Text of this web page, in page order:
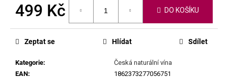
499 Kč DO KOŠÍKU
Kategorie:
Česká naturální vína
EAN:
1862373277056751
Zeptat se Hlídat Sdílet
D
o
p
o